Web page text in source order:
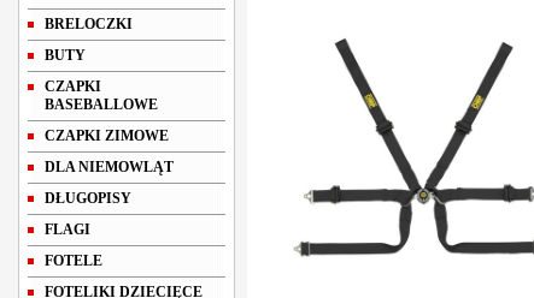
BRELOCZKI
BUTY
CZAPKI
BASEBALLOWE
CZAPKI ZIMOWE
DLA NIEMOWLĄT
DŁUGOPISY
FLAGI
FOTELE
FOTELIKI DZIECIĘCE